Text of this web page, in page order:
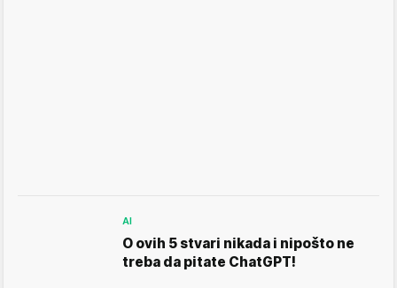
AI
O ovih 5 stvari nikada i nipošto ne
treba da pitate ChatGPT!